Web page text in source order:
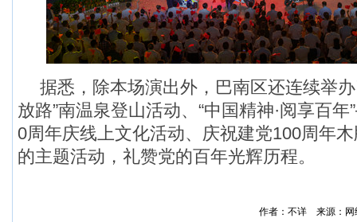
据悉，除本场演出外，巴南区还连续举
放路”南温泉登山活动、“中国精神·阅享百
0周年庆线上文化活动、庆祝建党100周年
的主题活动，礼赞党的百年光辉历程。
作者：不详 来源：